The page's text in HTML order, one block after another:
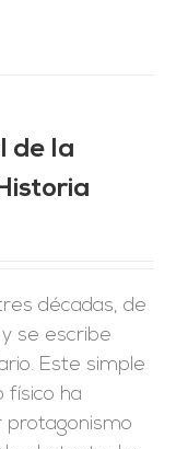
de la
décadas, de
se escribe
Este simple
físico ha
protagonismo